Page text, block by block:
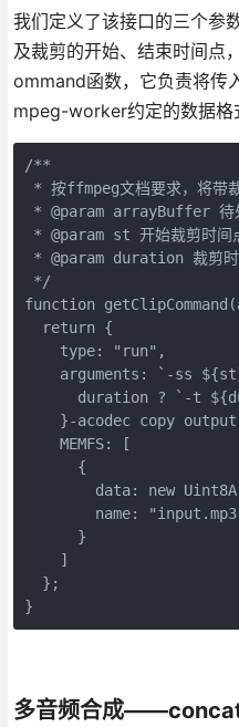
我们定义了该接口的三个参
及裁剪的开始、结束时间点
ommand函数，它负责将传
mpeg-worker约定的数据格
/**
* 按ffmpeg文档要求，将带
* @param arrayBuffer 待
* @param st 开始裁剪时间
* @param duration 裁剪
*/
function
  return {
    type: "run",
arguments: `-ss
duration ? `-t
}-acodec copy
    MEMFS: [
      {
data: new
name:
      }
    ]
  };
}
多音频合成